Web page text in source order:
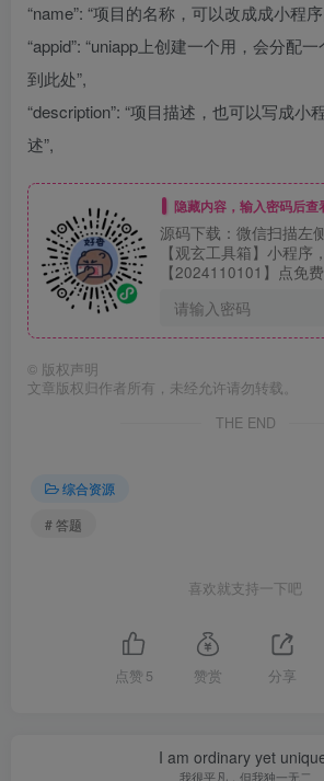
“name”: “项目的名称，可以改成成小程
“appid”: “uniapp上创建一个用，会分配
到此处”,
“description”: “项目描述，也可以写成小
述”,
隐藏内容，输入密码后查
源码下载：微信扫描左
【观玄工具箱】小程序
【2024110101】点免
© 版权声明
文章版权归作者所有，未经允许请勿转载。
THE END
综合资源
# 答题
喜欢就支持一下吧
点赞 5 赞赏 分享
I am ordinary yet
我很平凡，但我独一无二